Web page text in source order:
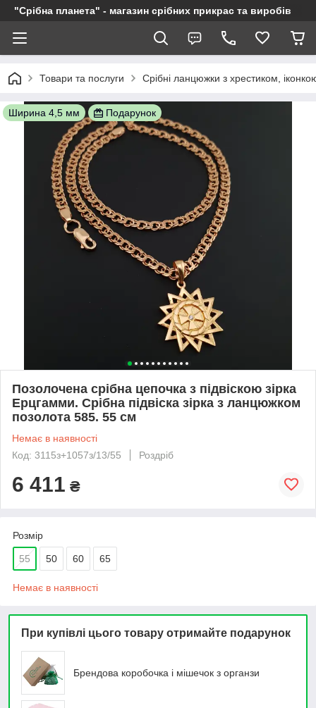
"Срібна планета" - магазин срібних прикрас та виробів
Товари та послуги Срібні ланцюжки з хрестиком,
Ширина 4,5 мм Подарунок
Позолочена срібна цепочка з підвіскою зірка
Ерцгамми. Срібна підвіска зірка з ланцюжком
позолота 585. 55 см
Немає в наявності
Код: 3115з+1057з/13/55
Роздріб
6 411 ₴
Розмір
55 50 60 65
Немає в наявності
При купівлі цього товару отримайте подарунок
Брендова коробочка і мішечок з органзи